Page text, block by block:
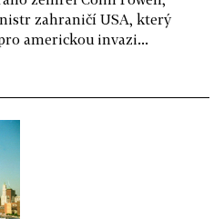
zahraničí USA, který
americkou invazi...